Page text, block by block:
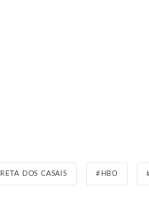
DOS CASAIS HBO